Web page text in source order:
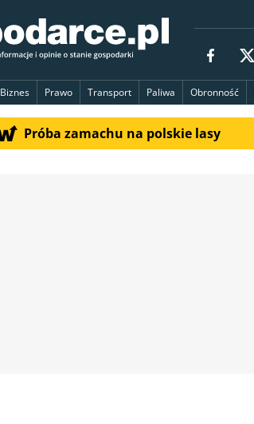
Biznes Prawo Transport Paliwa Obronność
Próba zamachu na polskie lasy